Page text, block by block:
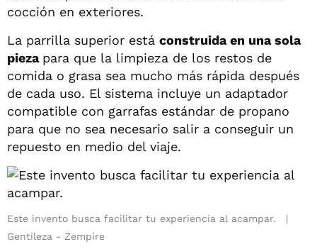
cocción en exteriores.
La parrilla superior está construida en una sola
pieza para que la limpieza de los restos de
comida o grasa sea mucho más rápida después
de cada uso. El sistema incluye un adaptador
compatible con garrafas estándar de propano
para que no sea necesario salir a conseguir un
repuesto en medio del viaje.
Este invento busca facilitar tu experiencia al acampar.
Gentileza - Zempire